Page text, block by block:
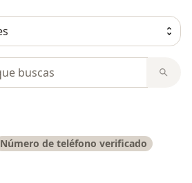
Número de teléfono verificado